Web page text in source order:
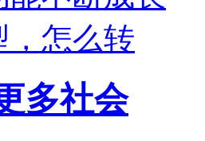
，怎么转
多社会